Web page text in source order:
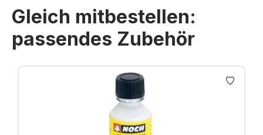
Gleich mitbestellen:
passendes Zubehör
Produktgalerie überspringen